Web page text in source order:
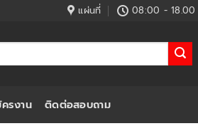
แผ่นที่ 08:00 - 18.00
รงาน ติดต่อสอบถาม